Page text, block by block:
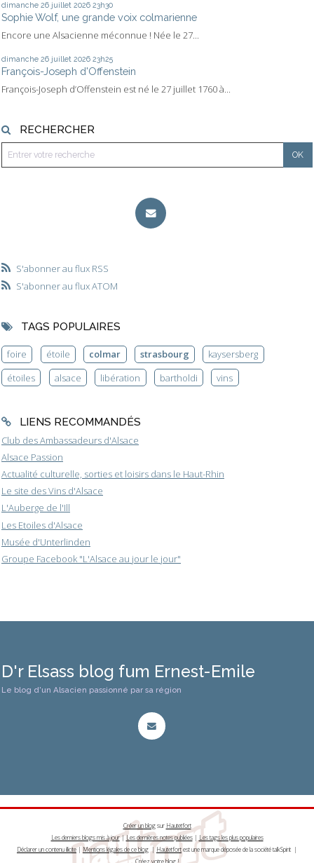
dimanche 26 juillet 2026 23h30
Sophie Wolf, une grande voix colmarienne
Encore une Alsacienne méconnue ! Née le 27...
dimanche 26 juillet 2026 23h25
François-Joseph d'Offenstein
François-Joseph d’Offenstein est né le 27 juillet 1760 à...
RECHERCHER
S'abonner au flux RSS
S'abonner au flux ATOM
TAGS POPULAIRES
foire étoile colmar strasbourg
kaysersberg
étoiles
alsace libération bartholdi vins
LIENS RECOMMANDÉS
Club des Ambassadeurs d'Alsace
Alsace Passion
Actualité culturelle, sorties et loisirs dans le Haut-Rhin
Le site des Vins d'Alsace
L'Auberge de l'Ill
Les Etoiles d'Alsace
Musée d'Unterlinden
Groupe Facebook "L'Alsace au jour le jour"
D'r Elsass blog fum Ernest-Emile
Le blog d'un Alsacien passionné par sa région
Créer un blogsur Hautetfort
Les derniers blogs mis à jour|Les dernières notes publiées| Les tags les plus populaires
Déclarer un contenu illicite| Mentions légales de ce blog |Hautetfortest une marque déposée de la société talkSpirit |
Créez votreblog!